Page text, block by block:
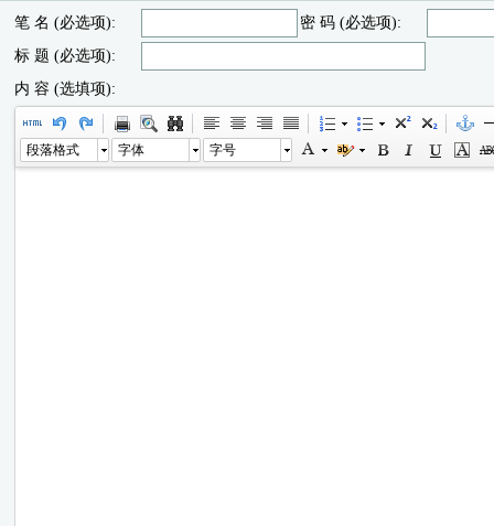
笔 名 (必选项):
密 码 (必选项):
标 题 (必选项):
内 容 (选填项):
段落格式 字体 字号